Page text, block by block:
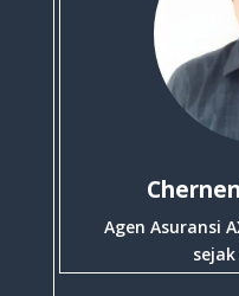
Agen Asuransi